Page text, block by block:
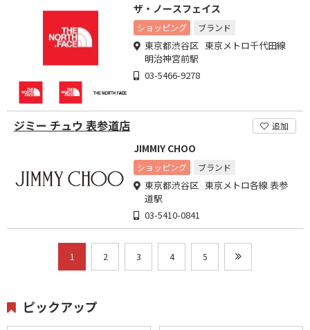
ザ・ノースフェイス
ショッピング ブランド
東京都渋谷区 東京メトロ千代田線
明治神宮前駅
03-5466-9278
ジミー チュウ 表参道店 追加
JIMMIY CHOO
ショッピング ブランド
東京都渋谷区 東京メトロ各線 表参
道駅
03-5410-0841
1 2 3 4 5
ピックアップ